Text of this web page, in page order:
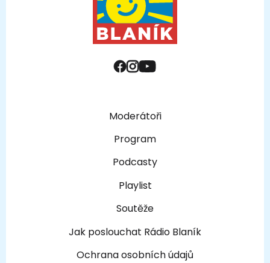
Moderátoři
Program
Podcasty
Playlist
Soutěže
Jak poslouchat Rádio Blaník
Ochrana osobních údajů